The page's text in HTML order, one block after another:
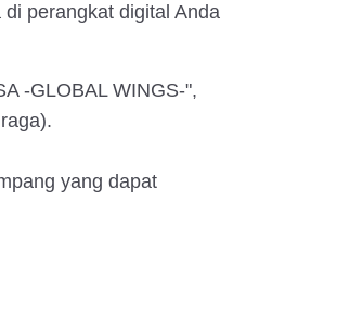
perangkat digital Anda
-GLOBAL WINGS-",
yang dapat